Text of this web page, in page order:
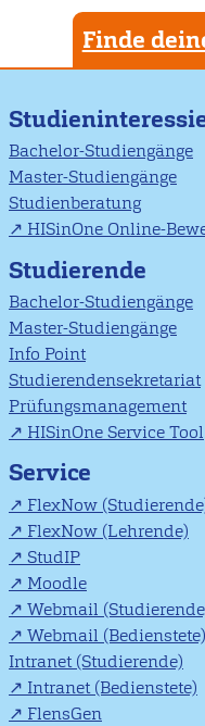
Finde
Bachelor-Studiengänge
Master-Studiengänge
Studienberatung
HISinOne Online-
Studierende
Bachelor-Studiengänge
Master-Studiengänge
Info Point
Studierendensekretariat
Prüfungsmanagement
HISinOne Service Tool
Service
FlexNow
FlexNow (Lehrende)
StudIP
Moodle
Webmail
Webmail (Bedienstete)
Intranet (Studierende)
Intranet (Bedienstete)
FlensGen